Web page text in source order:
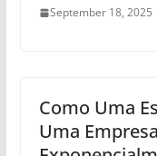
September 18, 2025
Como Uma
Uma